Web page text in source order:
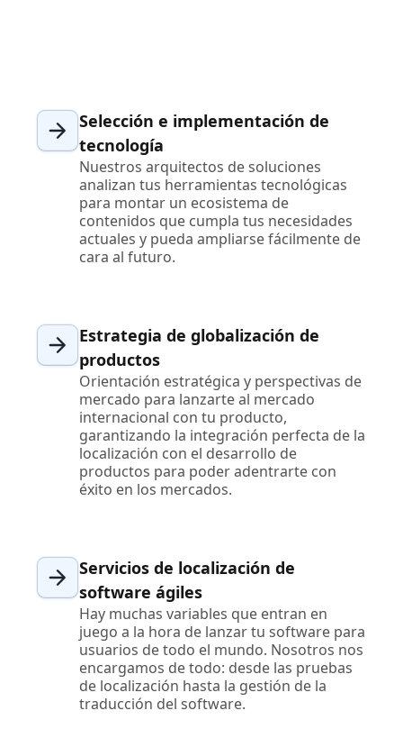
Selección e implementación de
tecnología
Nuestros arquitectos de soluciones
analizan tus herramientas tecnológicas
para montar un ecosistema de
contenidos que cumpla tus necesidades
actuales y pueda ampliarse fácilmente de
cara al futuro.
Estrategia de globalización de
productos
Orientación estratégica y perspectivas de
mercado para lanzarte al mercado
internacional con tu producto,
garantizando la integración perfecta de la
localización con el desarrollo de
productos para poder adentrarte con
éxito en los mercados.
Servicios de localización de
software ágiles
Hay muchas variables que entran en
juego a la hora de lanzar tu software para
usuarios de todo el mundo. Nosotros nos
encargamos de todo: desde las pruebas
de localización hasta la gestión de la
traducción del software.